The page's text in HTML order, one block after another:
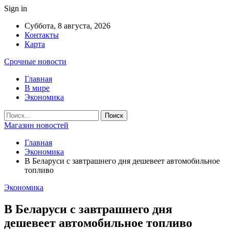
Sign in
Суббота, 8 августа, 2026
Контакты
Карта
Срочные новости
Главная
В мире
Экономика
Магазин новостей
Главная
Экономика
В Беларуси с завтрашнего дня дешевеет автомобильное
топливо
Экономика
В Беларуси с завтрашнего дня
дешевеет автомобильное топливо